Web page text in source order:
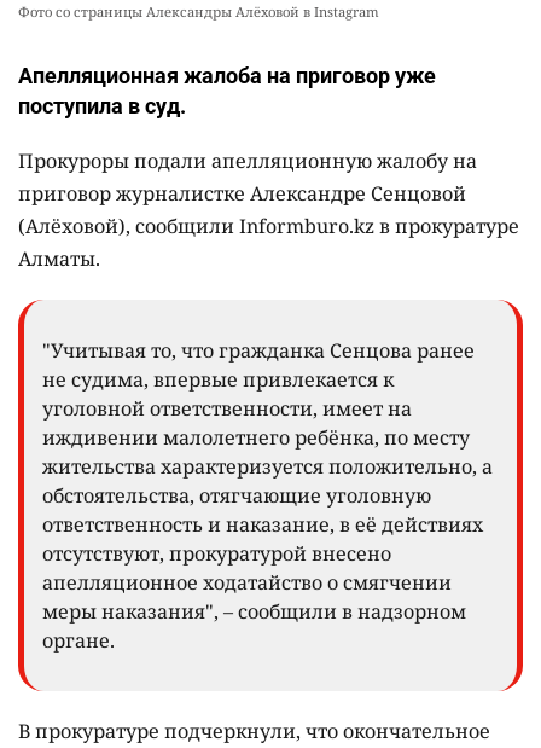
Фото со страницы Александры Алёховой в Instagram
Апелляционная жалоба на приговор уже
поступила в суд.
Прокуроры подали апелляционную жалобу на
приговор журналистке Александре Сенцовой
(Алёховой), сообщили Informburo.kz в прокуратуре
Алматы.
"Учитывая то, что гражданка Сенцова ранее
не судима, впервые привлекается к
уголовной ответственности, имеет на
иждивении малолетнего ребёнка, по месту
жительства характеризуется положительно, а
обстоятельства, отягчающие уголовную
ответственность и наказание, в её действиях
отсутствуют, прокуратурой внесено
апелляционное ходатайство о смягчении
меры наказания", – сообщили в надзорном
органе.
В прокуратуре подчеркнули, что окончательное